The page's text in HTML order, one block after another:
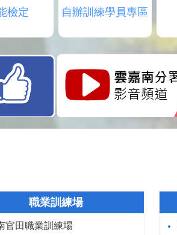
檢定 自辦訓練學員專區
職業訓練場
官田職業訓練場